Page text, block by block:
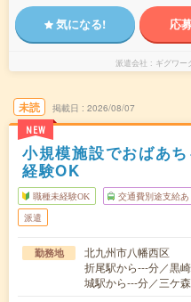
気になる! 応
派遣会社 ギグワー
未読
NEW
掲載日 2026/08/07
小規模施設でおばあ
経験OK
職種未経験OK 交通費別途支給あ
派遣
勤務地
北九州市八幡西区
折尾駅から---分／黒
城駅から---分／三ケ